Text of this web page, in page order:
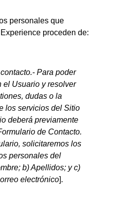
personales que
proceden de:
Para poder
el Usuario y resolver
dudas o la
los servicios del Sitio
deberá previamente
de Contacto.
solicitaremos los
personales del
b) Apellidos; y c)
electrónico].